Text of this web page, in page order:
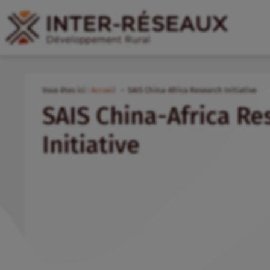
Vous êtes ici : Accueil SAIS China-Africa Research Initiative
SAIS China-Africa
Initiative